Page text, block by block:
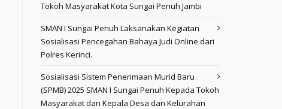
Tokoh Masyarakat Kota Sungai Penuh Jambi
SMAN I Sungai Penuh Laksanakan Kegiatan
Sosialisasi Pencegahan Bahaya Judi Online dari
Polres Kerinci.
Sosialisasi Sistem Penerimaan Murid Baru
(SPMB) 2025 SMAN I Sungai Penuh Kepada Tokoh
Masyarakat dan Kepala Desa dan Kelurahan